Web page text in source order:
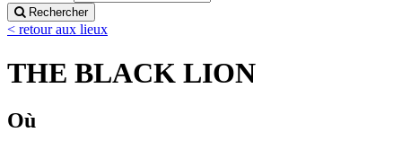
Rechercher
< retour aux lieux
THE BLACK LION
Où